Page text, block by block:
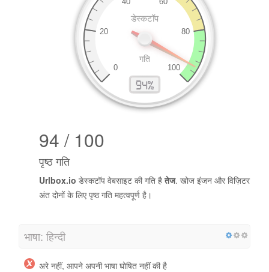
94 / 100
पृष्ठ गति
Urlbox.io डेस्कटॉप वेबसाइट की गति है तेज. खोज इंजन और विज़िटर
अंत दोनों के लिए पृष्ठ गति महत्वपूर्ण है।
भाषा: हिन्दी
अरे नहीं, आपने अपनी भाषा घोषित नहीं की है